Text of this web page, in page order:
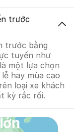
trước
trước bằng
tuyến như
một lựa chọn
hay mùa cao
loại xe khách
kỳ rắc rối.